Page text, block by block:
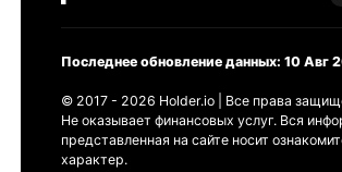
Последнее обновление данных: 10 Авг
© 2017 - 2026 Holder.io | Все права
Не оказывает финансовых услуг. Вся
представленная на сайте носит
характер.